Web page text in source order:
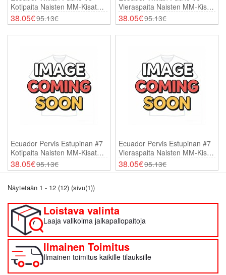
Kotipaita Naisten MM-Kisat
2026 Lyhythihainen
38.05€95.13€
Vieraspaita Naisten MM-Kisat
2026 Lyhythihainen
38.05€95.13€
Ecuador Pervis Estupinan #7
Kotipaita Naisten MM-Kisat
2026 Lyhythihainen
38.05€95.13€
Ecuador Pervis Estupinan #7
Vieraspaita Naisten MM-Kisat
2026 Lyhythihainen
38.05€95.13€
Näytetään 1 - 12 (12) (sivu(1))
Loistava valinta
Laaja valikoima jalkapallopaitoja
Ilmainen Toimitus
Ilmainen toimitus kaikille tilauksille